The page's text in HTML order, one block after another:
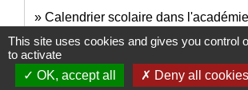
Calendrier scolaire dans
open_in_new
Ministère chargé de l'éducation
This site uses cookies and gives you control
to activate
OK, accept all
Deny all cookies